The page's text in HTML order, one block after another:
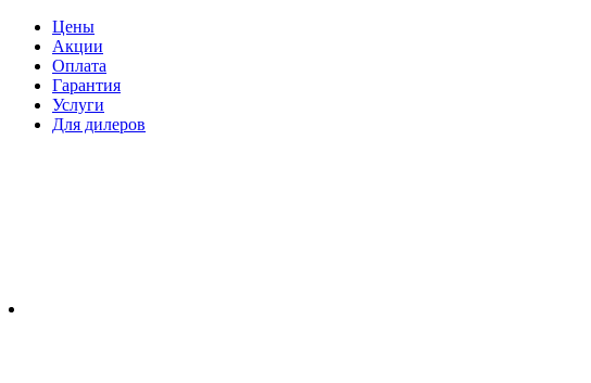
Цены
Акции
Оплата
Гарантия
Услуги
Для дилеров